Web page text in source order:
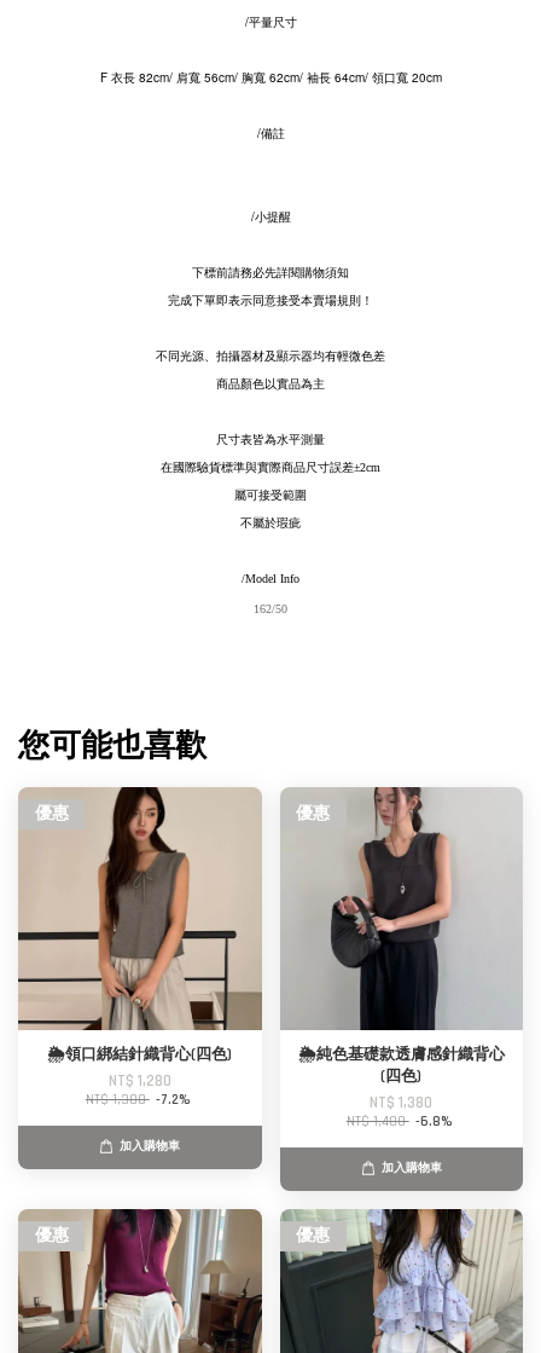
/平量尺寸
F 衣長 82cm/ 肩寬 56cm/ 胸寬 62cm/ 袖長 64cm/ 領口寬 20cm
/備註
/小提醒
下標前請務必先詳閱購物須知
完成下單即表示同意接受本賣場規則！
不同光源、拍攝器材及顯示器均有輕微色差
商品顏色以實品為主
尺寸表皆為水平測量
在國際驗貨標準與實際商品尺寸誤差±2cm
屬可接受範圍
不屬於瑕疵
/Model Info
162/50
您可能也喜歡
優惠
🌦️領口綁結針織背心(四色)
NT$ 1,280
NT$ 1,380 -7.2%
加入購物車
優惠
🌦️純色基礎款透膚感針織背心
(四色)
NT$ 1,380
NT$ 1,480 -6.8%
加入購物車
優惠 優惠